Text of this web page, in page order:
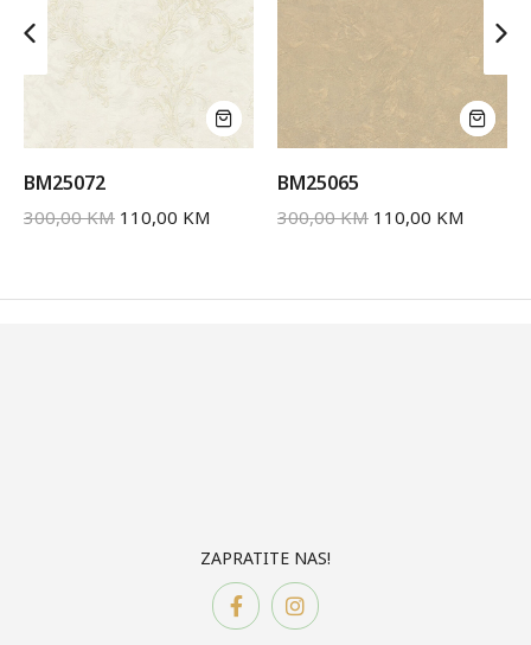
BM25072
300,00KM 110,00 KM
BM25065
300,00KM 110,00 KM
ZAPRATITE NAS!